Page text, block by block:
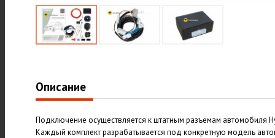
Описание
Подключение осуществляется к штатным разъемам автомобиля
Каждый комплект разрабатывается под конкретную модель